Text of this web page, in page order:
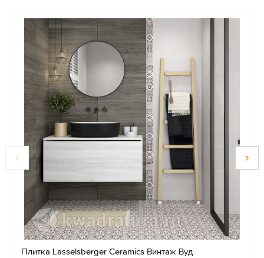
Плитка Lasselsberger Ceramics Винтаж Вуд